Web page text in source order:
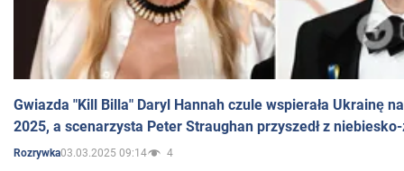
Gwiazda "Kill Billa" Daryl Hannah czule wspierała Ukrainę
2025, a scenarzysta Peter Straughan przyszedł z
Rozrywka03.03.2025 09:14 4